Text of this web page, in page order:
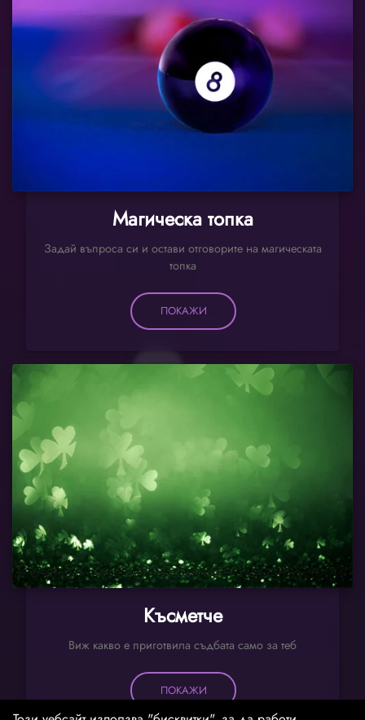
Магическа топка
Задай въпроса си и остави отговорите на магическата
топка
ПОКАЖИ
Късметче
Виж какво е приготвила съдбата само за теб
ПОКАЖИ